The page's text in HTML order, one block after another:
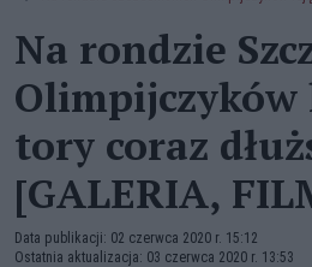
Na rondzie
Olimpijczyków
tory coraz
[GALERIA,
Data publikacji: 02 czerwca 2020 r. 15:12
Ostatnia aktualizacja: 03 czerwca 2020 r. 13:53